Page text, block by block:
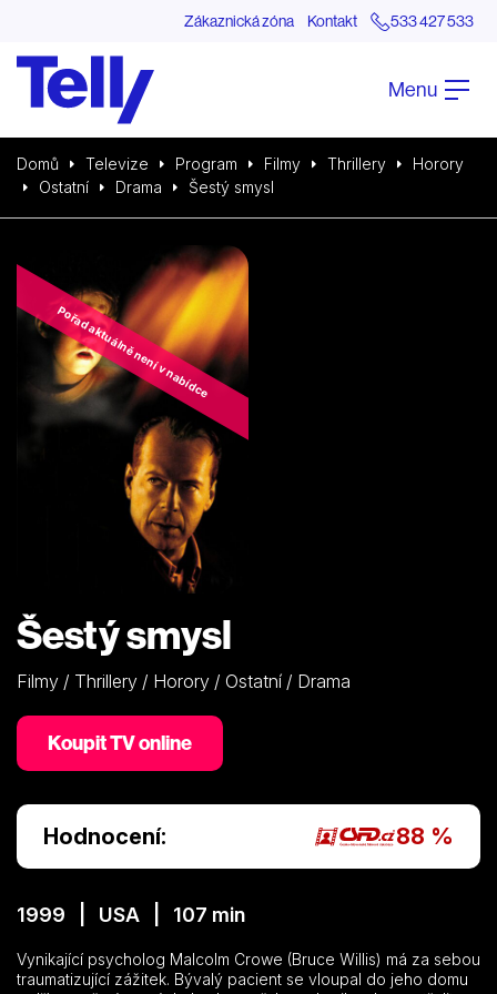
Zákaznická zóna Kontakt 533 427 533
Menu
Domů Televize Program Filmy Thrillery
Horory
Ostatní
Drama Šestý smysl
Pořad aktuálně není v nabídce
Šestý smysl
Filmy / Thrillery / Horory / Ostatní / Drama
Koupit TV online
Hodnocení: 88 %
1999 | USA | 107 min
Vynikající psycholog Malcolm Crowe (Bruce Willis) má za sebou
traumatizující zážitek. Bývalý pacient se vloupal do jeho domu